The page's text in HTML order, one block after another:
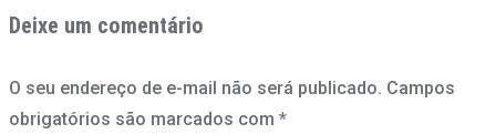
Deixe um comentário
O seu endereço de e-mail não será publicado. Campos
obrigatórios são marcados com *